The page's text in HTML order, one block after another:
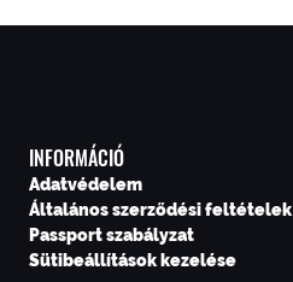
INFORMÁCIÓ
Adatvédelem
Általános szerződési feltételek
Passport szabályzat
Sütibeállítások kezelése